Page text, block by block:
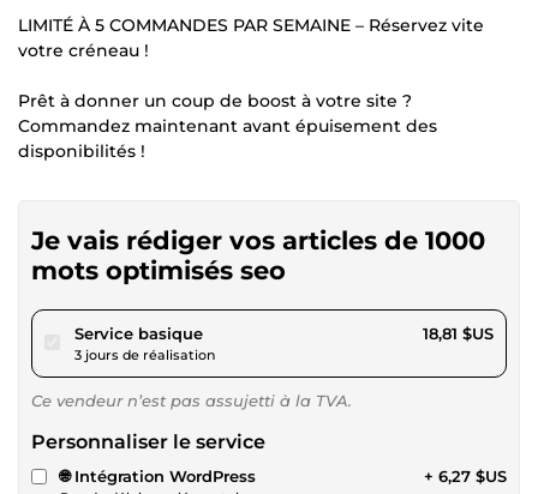
LIMITÉ À 5 COMMANDES PAR SEMAINE – Réservez vite
votre créneau !
Prêt à donner un coup de boost à votre site ?
Commandez maintenant avant épuisement des
disponibilités !
Je vais rédiger vos articles de 1000
mots optimisés seo
Service basiquepour 17,34 $US
3 jours de réalisation
18,81 $US
Ce vendeur n’est pas assujetti à la TVA.
Personnaliser le service
🌐 Intégration WordPress + 6,27 $US